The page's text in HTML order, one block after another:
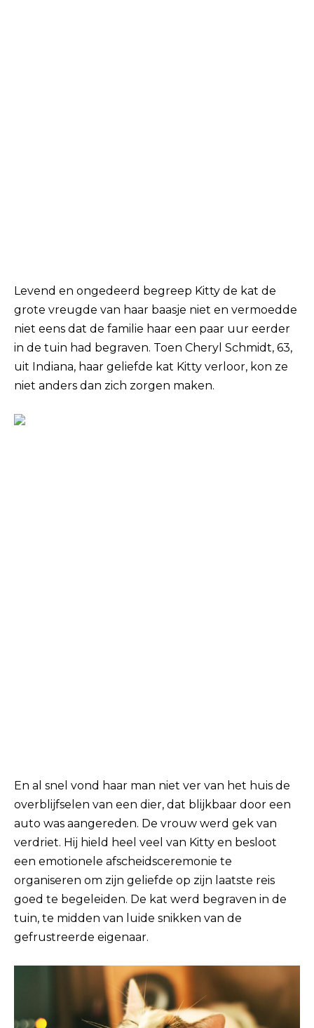
Levend en ongedeerd begreep Kitty de kat de
grote vreugde van haar baasje niet en vermoedde
niet eens dat de familie haar een paar uur eerder
in de tuin had begraven. Toen Cheryl Schmidt, 63,
uit Indiana, haar geliefde kat Kitty verloor, kon ze
niet anders dan zich zorgen maken.
En al snel vond haar man niet ver van het huis de
overblijfselen van een dier, dat blijkbaar door een
auto was aangereden. De vrouw werd gek van
verdriet. Hij hield heel veel van Kitty en besloot
een emotionele afscheidsceremonie te
organiseren om zijn geliefde op zijn laatste reis
goed te begeleiden. De kat werd begraven in de
tuin, te midden van luide snikken van de
gefrustreerde eigenaar.